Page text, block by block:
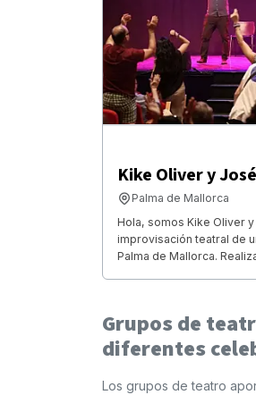
Kike Oliver y
Palma de Mallorca
Hola, somos Kike Oliver
improvisación teatral de
Palma de Mallorca.
Grupos de
diferentes
Los grupos de teatro